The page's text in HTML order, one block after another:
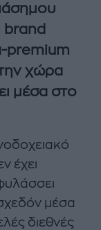
brand
premium
χώρα
μέσα στο
έχει
μέσα
διεθνές